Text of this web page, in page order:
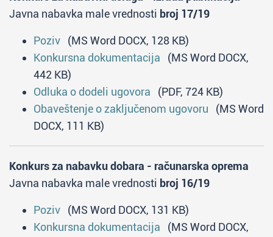
Javna nabavka male vrednosti broj 17/19
Poziv (MS Word DOCX, 128 KB)
Konkursna dokumentacija (MS Word DOCX,
442 KB)
Odluka o dodeli ugovora (PDF, 724 KB)
Obaveštenje o zaključenom ugovoru (MS Word
DOCX, 111 KB)
Konkurs za nabavku dobara - računarska oprema
Javna nabavka male vrednosti broj 16/19
Poziv (MS Word DOCX, 131 KB)
Konkursna dokumentacija (MS Word DOCX,